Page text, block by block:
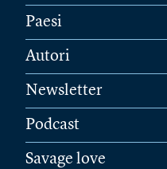
Paesi
Autori
Newsletter
Podcast
Savage love